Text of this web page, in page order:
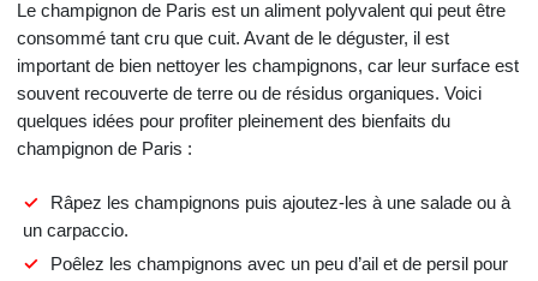
Le champignon de Paris est un aliment polyvalent qui peut être
consommé tant cru que cuit. Avant de le déguster, il est
important de bien nettoyer les champignons, car leur surface est
souvent recouverte de terre ou de résidus organiques. Voici
quelques idées pour profiter pleinement des bienfaits du
champignon de Paris :
Râpez les champignons puis ajoutez-les à une salade ou à
un carpaccio.
Poêlez les champignons avec un peu d’ail et de persil pour